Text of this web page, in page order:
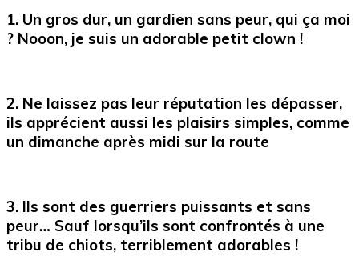
1. Un gros dur, un gardien sans peur, qui ça moi
? Nooon, je suis un adorable petit clown !
2. Ne laissez pas leur réputation les dépasser,
ils apprécient aussi les plaisirs simples, comme
un dimanche après midi sur la route
3. Ils sont des guerriers puissants et sans
peur… Sauf lorsqu’ils sont confrontés à une
tribu de chiots, terriblement adorables !